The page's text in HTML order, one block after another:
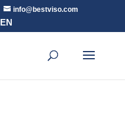
info@bestviso.com
EN